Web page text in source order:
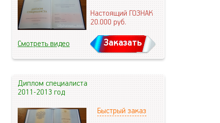
Настоящий ГОЗНАК
20.000руб.
Смотреть видео Заказать
Диплом специалиста
2011-2013 год
Быстрый заказ